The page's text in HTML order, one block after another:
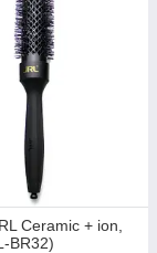
Ceramic + ion,
BR32)